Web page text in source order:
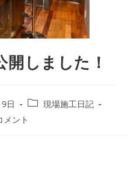
しました！
日
現場施工日記
メント